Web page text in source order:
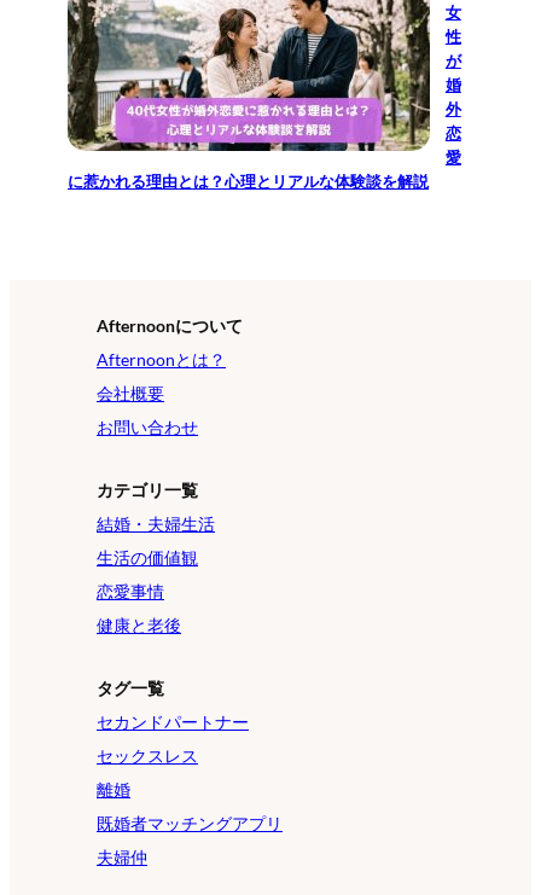
女
性
が
婚
外
恋
愛
に惹かれる理由とは？心理とリアルな体験談を解説
Afternoonについて
Afternoonとは？
会社概要
お問い合わせ
カテゴリ一覧
結婚・夫婦生活
生活の価値観
恋愛事情
健康と老後
タグ一覧
セカンドパートナー
セックスレス
離婚
既婚者マッチングアプリ
夫婦仲